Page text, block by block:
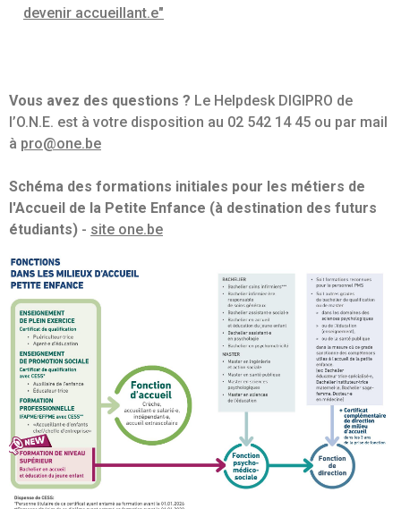
devenir accueillant.e"
Vous avez des questions ? Le Helpdesk DIGIPRO de
l’O.N.E. est à votre disposition au 02 542 14 45 ou par mail
à pro@one.be
Schéma des formations initiales pour les métiers de
l'Accueil de la Petite Enfance (à destination des futurs
étudiants) - site one.be